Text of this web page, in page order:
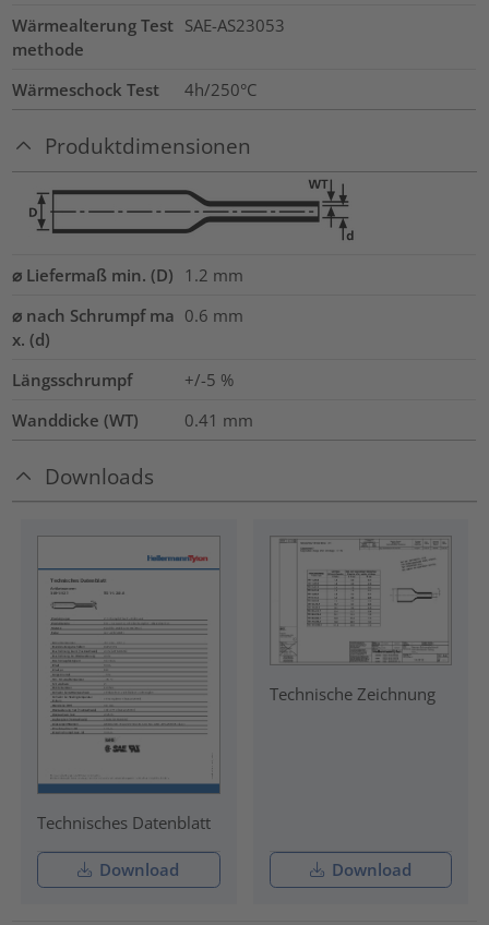
Wärmealterung Test
methode
SAE-AS23053
Wärmeschock Test 4h/250°C
Produktdimensionen
⌀ Liefermaß min. (D) 1.2 mm
⌀ nach Schrumpf ma
x. (d)
0.6 mm
Längsschrumpf
+/-5 %
Wanddicke (WT)
0.41 mm
Downloads
Technisches Datenblatt
Download
Technische Zeichnung
Download